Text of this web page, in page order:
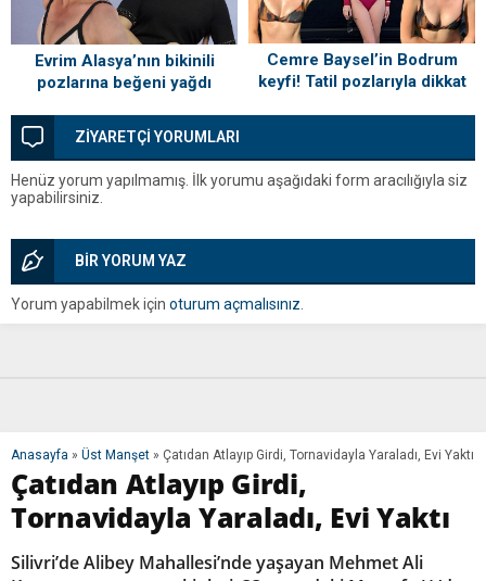
Evrim Alasya’nın bikinili
pozlarına beğeni yağdı
Cemre Baysel’in Bodrum
keyfi! Tatil pozlarıyla dikkat
ZİYARETÇİ YORUMLARI
Henüz yorum yapılmamış. İlk yorumu aşağıdaki form aracılığıyla siz
yapabilirsiniz.
BİR YORUM YAZ
Yorum yapabilmek için oturum açmalısınız.
Anasayfa » Üst Manşet » Çatıdan Atlayıp Girdi, Tornavidayla Yaraladı, Evi Yaktı
Çatıdan Atlayıp Girdi,
Tornavidayla Yaraladı, Evi Yaktı
Silivri’de Alibey Mahallesi’nde yaşayan Mehmet Ali